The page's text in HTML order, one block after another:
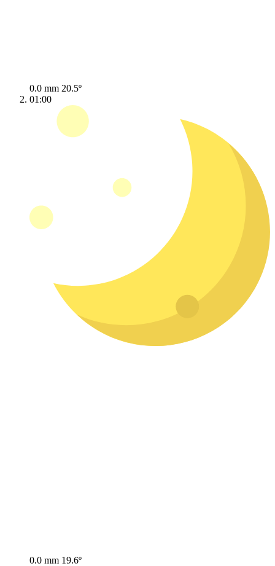
0.0 mm 20.5º
01:00
0.0 mm 19.6º